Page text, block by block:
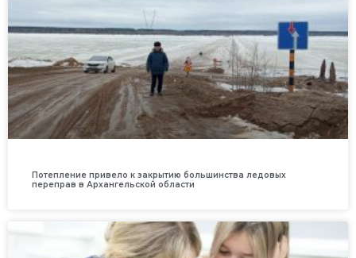
Потепление привело к закрытию большинства ледовых
переправ в Архангельской области